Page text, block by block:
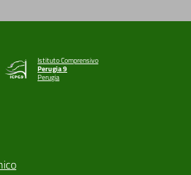
Istituto Comprensivo
Perugia 9
Perugia